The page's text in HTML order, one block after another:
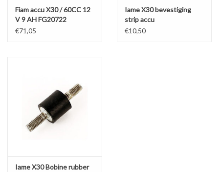
Fiam accu X30 / 60CC 12
V 9 AH FG20722
€71,05
Iame X30 bevestiging
strip accu
€10,50
Iame X30 Bobine rubber